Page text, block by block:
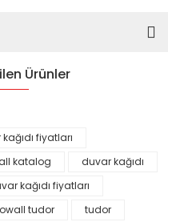
Ürünler
fiyatları
katalog
duvar kağıdı
kağıdı fiyatları
tudor tudor